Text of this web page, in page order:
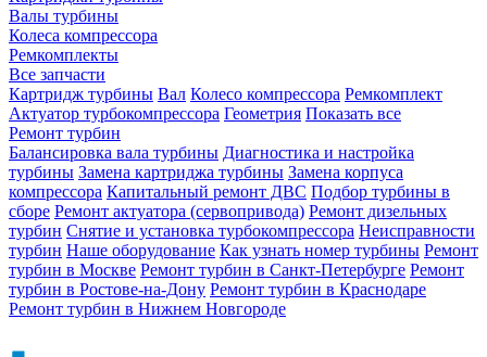
Валы турбины
Колеса компрессора
Ремкомплекты
Все запчасти
Картридж турбины Вал Колесо компрессора Ремкомплект
Актуатор турбокомпрессора Геометрия Показать все
Ремонт турбин
Балансировка вала турбины Диагностика и настройка
турбины Замена картриджа турбины Замена корпуса
компрессора Капитальный ремонт ДВС Подбор турбины в
сборе Ремонт актуатора (сервопривода) Ремонт дизельных
турбин Снятие и установка турбокомпрессора Неисправности
турбин Наше оборудование Как узнать номер турбины Ремонт
турбин в Москве Ремонт турбин в Санкт-Петербурге Ремонт
турбин в Ростове-на-Дону Ремонт турбин в Краснодаре
Ремонт турбин в Нижнем Новгороде